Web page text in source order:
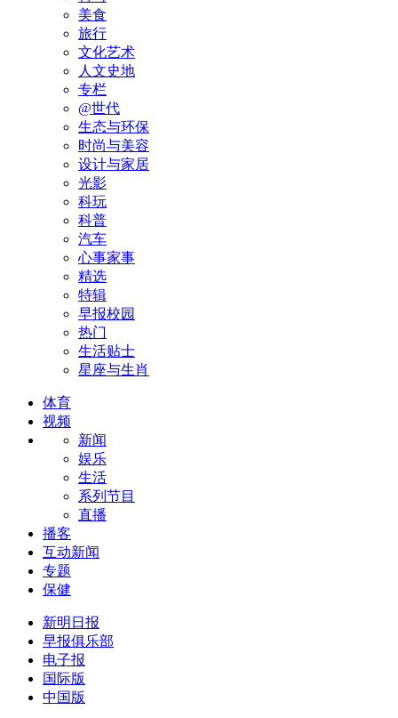
美食
旅行
文化艺术
人文史地
专栏
@世代
生态与环保
时尚与美容
设计与家居
光影
科玩
科普
汽车
心事家事
精选
特辑
早报校园
热门
生活贴士
星座与生肖
体育
视频
新闻
娱乐
生活
系列节目
直播
播客
互动新闻
专题
保健
新明日报
早报俱乐部
电子报
国际版
中国版